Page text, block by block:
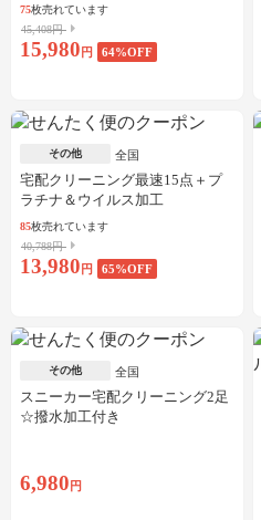
75枚売れています
45,408円
15,980 円 64%OFF
その他 全国
宅配クリーニング最速15点＋プ
ラチナ＆ウイルス加工
85枚売れています
40,788円
13,980 円 65%OFF
その他 全国
スニーカー宅配クリーニング2足
☆撥水加工付き
6,980 円